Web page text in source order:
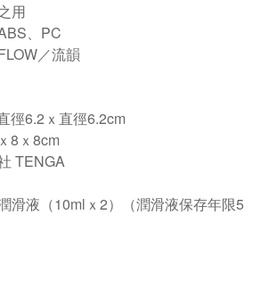
用
、PC
／流韻
徑6.2ｘ直徑6.2cm
8ｘ8cm
TENGA
滑液（10mlｘ2）（潤滑液保存年限5